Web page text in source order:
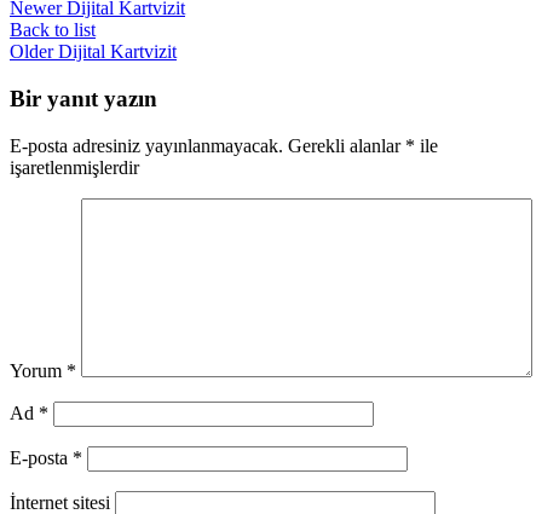
toplantıları ve etkinliklerde hızlı ve pratik bir
şekilde kontak bilgilerini paylaşmayı sağlar.
Newer Dijital Kartvizit
Back to list
Older Dijital Kartvizit
Bir yanıt yazın
E-posta adresiniz yayınlanmayacak. Gerekli alanlar * ile
işaretlenmişlerdir
Yorum *
Ad *
E-posta *
İnternet sitesi